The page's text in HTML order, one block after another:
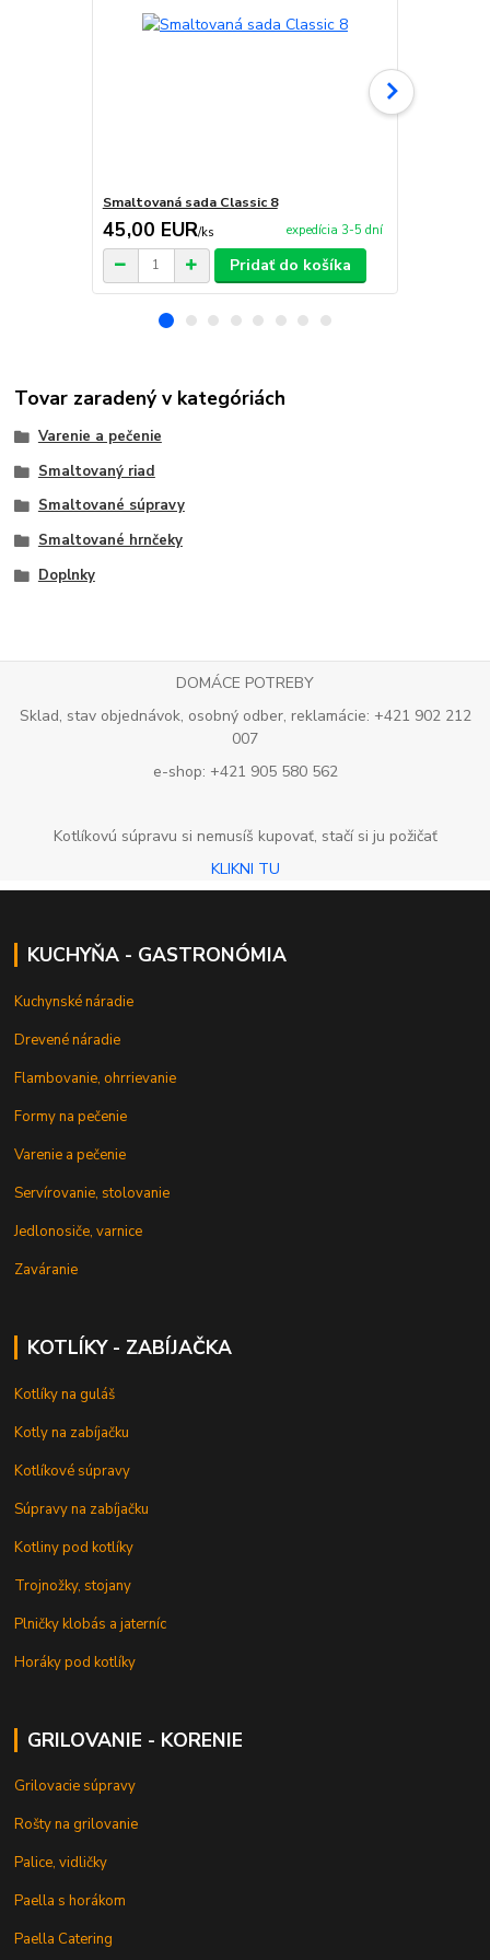
Smaltovaná sada Classic 8
45,00 EUR/ks expedícia 3-5 dní
Pridať do košíka
Tovar zaradený v kategóriách
Varenie a pečenie
Smaltovaný riad
Smaltované súpravy
Smaltované hrnčeky
Doplnky
DOMÁCE POTREBY
Sklad, stav objednávok, osobný odber, reklamácie: +421 902 212
007
e-shop: +421 905 580 562
Kotlíkovú súpravu si nemusíš kupovať, stačí si ju požičať
KLIKNI TU
KUCHYŇA - GASTRONÓMIA
Kuchynské náradie
Drevené náradie
Flambovanie, ohrrievanie
Formy na pečenie
Varenie a pečenie
Servírovanie, stolovanie
Jedlonosiče, varnice
Zaváranie
KOTLÍKY - ZABÍJAČKA
Kotlíky na guláš
Kotly na zabíjačku
Kotlíkové súpravy
Súpravy na zabíjačku
Kotliny pod kotlíky
Trojnožky, stojany
Plničky klobás a jaterníc
Horáky pod kotlíky
GRILOVANIE - KORENIE
Grilovacie súpravy
Rošty na grilovanie
Palice, vidličky
Paella s horákom
Paella Catering